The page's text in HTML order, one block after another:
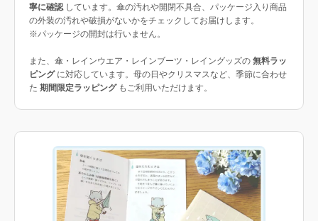
寧に確認 しています。傘の汚れや開閉不具合、パッケージ入り商品
の外装の汚れや破損がないかをチェックしてお届けします。
※パッケージの開封は行いません。
また、傘・レインウエア・レインブーツ・レイングッズの 無料ラッ
ピングに対応しています。母の日やクリスマスなど、季節に合わせ
た 期間限定ラッピングもご利用いただけます。